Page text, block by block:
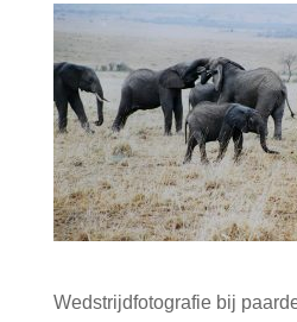
Wedstrijdfotografie bij